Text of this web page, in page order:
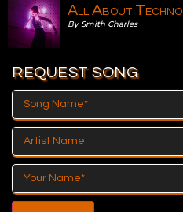
All About Techno
By Smith Charles
REQUEST SONG